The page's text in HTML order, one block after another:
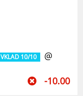
VKLAD 10/10
@
-10.00